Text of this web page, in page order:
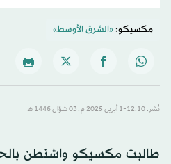
مكسيكو:«الشرق الأوسط»
نُشر: 12:10-1 أبريل 2025 م ـ 03 شوّال 1446 هـ
طالبت مكسيكو واشنطن